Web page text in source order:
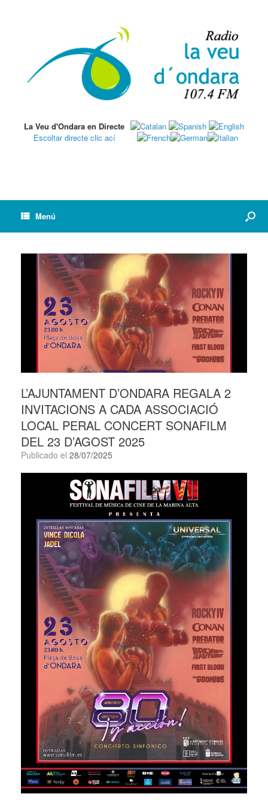
La Veu d'Ondara en Directe
Escoltar directe clic ací
Menú
L’AJUNTAMENT D’ONDARA REGALA 2
INVITACIONS A CADA ASSOCIACIÓ
LOCAL PERAL CONCERT SONAFILM
DEL 23 D’AGOST 2025
Publicado el 28/07/2025